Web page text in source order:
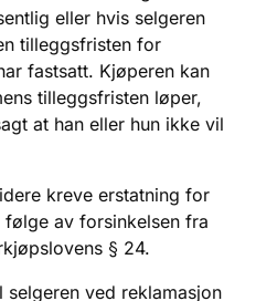
eller hvis selgeren
tilleggsfristen for
fastsatt. Kjøperen kan
tilleggsfristen løper,
at han eller hun ikke vil
kreve erstatning for
av forsinkelsen fra
§ 24.
ved reklamasjon